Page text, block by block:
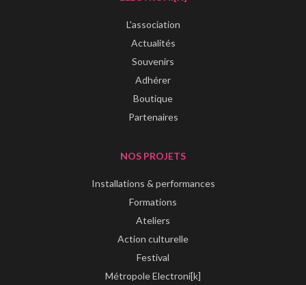
L'association
Actualités
Souvenirs
Adhérer
Boutique
Partenaires
NOS PROJETS
Installations & performances
Formations
Ateliers
Action culturelle
Festival
Métropole Electroni[k]